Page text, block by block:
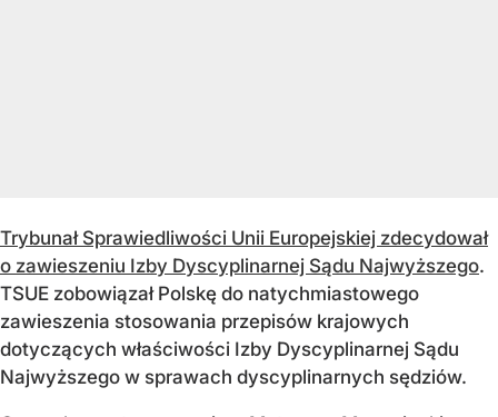
Trybunał Sprawiedliwości Unii Europejskiej zdecydował
o zawieszeniu Izby Dyscyplinarnej Sądu Najwyższego.
TSUE zobowiązał Polskę do natychmiastowego
zawieszenia stosowania przepisów krajowych
dotyczących właściwości Izby Dyscyplinarnej Sądu
Najwyższego w sprawach dyscyplinarnych sędziów.